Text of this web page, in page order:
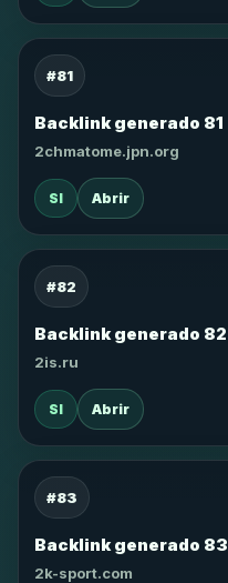
#81
Backlink generado 81
2chmatome.jpn.org
SI Abrir
#82
Backlink generado 82
2is.ru
SI Abrir
#83
Backlink generado 83
2k-sport.com